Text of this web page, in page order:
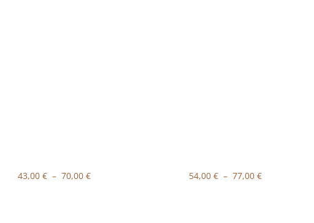
43,00€ – 70,00€Plage
54,00€ – 77,00€Plage